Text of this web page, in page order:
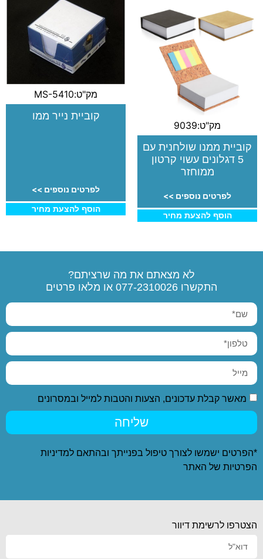
מק"ט:9039
קוביית ממנו שולחנית עם
5 דגלונים עשוי קרטון
ממוחזר
לפרטים נוספים >>
הוסף להצעת מחיר
מק"ט:MS-5410
קוביית נייר ממו
לפרטים נוספים >>
הוסף להצעת מחיר
לא מצאתם את מה שרציתם?
התקשרו 077-2310026 או מלאו פרטים
מאשר קבלת עדכונים, הצעות והטבות למייל ובמסרונים
שליחה
*הפרטים ישמשו לצורך טיפול בפנייתך ובהתאם למדיניות
הפרטיות של האתר
הצטרפו לרשימת דיוור